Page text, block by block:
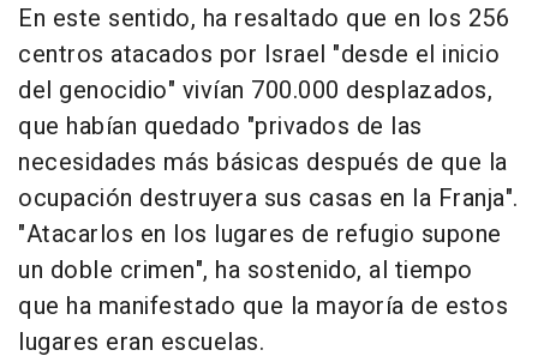
En este sentido, ha resaltado que en los 256
centros atacados por Israel "desde el inicio
del genocidio" vivían 700.000 desplazados,
que habían quedado "privados de las
necesidades más básicas después de que la
ocupación destruyera sus casas en la Franja".
"Atacarlos en los lugares de refugio supone
un doble crimen", ha sostenido, al tiempo
que ha manifestado que la mayoría de estos
lugares eran escuelas.